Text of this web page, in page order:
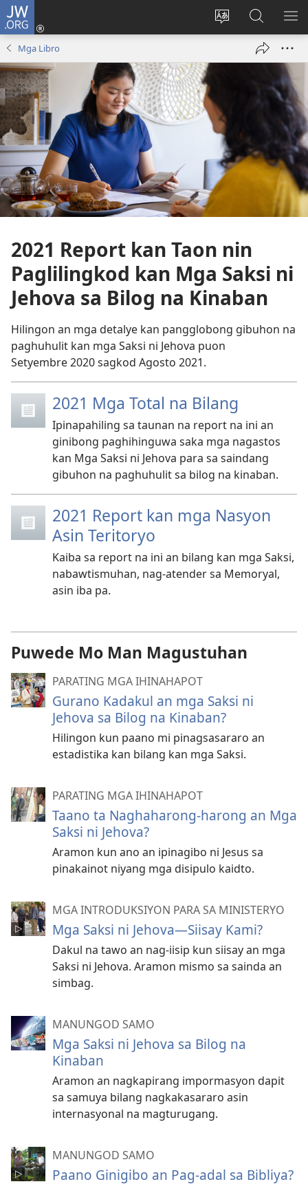
JW.ORG
Ribayan
lengguwahe
Mag-
log
new
window)
Hanapon
sa
JW.ORG
Mga Libro
2021 Report kan Taon nin
Paglilingkod kan Mga Saksi ni
Jehova sa Bilog na Kinaban
Hilingon an mga detalye kan pangglobong gibuhon na
paghuhulit kan mga Saksi ni Jehova puon
Setyembre 2020 sagkod Agosto 2021.
2021 Mga Total na Bilang
Ipinapahiling sa taunan na report na ini an
ginibong paghihinguwa saka mga nagastos
kan Mga Saksi ni Jehova para sa saindang
gibuhon na paghuhulit sa bilog na kinaban.
2021 Report kan mga Nasyon
Asin Teritoryo
Kaiba sa report na ini an bilang kan mga Saksi,
nabawtismuhan, nag-atender sa Memoryal,
asin iba pa.
Puwede Mo Man Magustuhan
PARATING MGA IHINAHAPOT
Gurano Kadakul an mga Saksi ni
Jehova sa Bilog na Kinaban?
Hilingon kun paano mi pinagsasararo an
estadistika kan bilang kan mga Saksi.
PARATING MGA IHINAHAPOT
Taano ta Naghaharong-harong an Mga
Saksi ni Jehova?
Aramon kun ano an ipinagibo ni Jesus sa
pinakainot niyang mga disipulo kaidto.
MGA INTRODUKSIYON PARA SA MINISTERYO
Mga Saksi ni Jehova—Siisay Kami?
Dakul na tawo an nag-iisip kun siisay an mga
Saksi ni Jehova. Aramon mismo sa sainda an
simbag.
MANUNGOD SAMO
Mga Saksi ni Jehova sa Bilog na
Kinaban
Aramon an nagkapirang impormasyon dapit
sa samuya bilang nagkakasararo asin
internasyonal na magturugang.
MANUNGOD SAMO
Paano Ginigibo an Pag-adal sa Bibliya?